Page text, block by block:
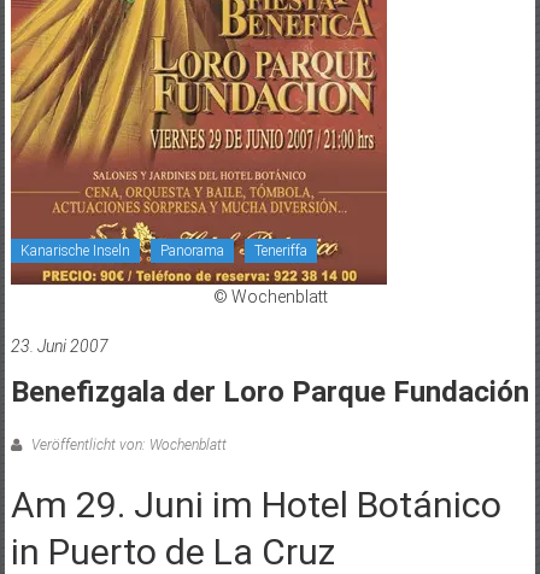
Kanarische Inseln Panorama Teneriffa
© Wochenblatt
23. Juni 2007
Benefizgala der Loro Parque Fundación
Veröffentlicht von: Wochenblatt
Am 29. Juni im Hotel Botánico
in Puerto de La Cruz